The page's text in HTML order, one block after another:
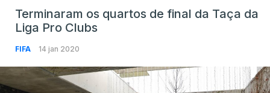
Terminaram os quartos de final da Taça da
Liga Pro Clubs
FIFA 14 jan 2020